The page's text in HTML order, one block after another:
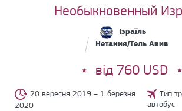
Необыкновенный
Ізраїль
Нетания/Тель Авив
від 760 USD
20 вересня 2019 – 1 березня
2020
Тип
автобус